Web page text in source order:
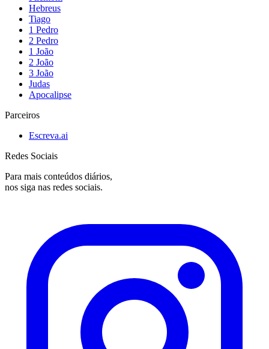
Hebreus
Tiago
1 Pedro
2 Pedro
1 João
2 João
3 João
Judas
Apocalipse
Parceiros
Escreva.ai
Redes Sociais
Para mais conteúdos diários,
nos siga nas redes sociais.